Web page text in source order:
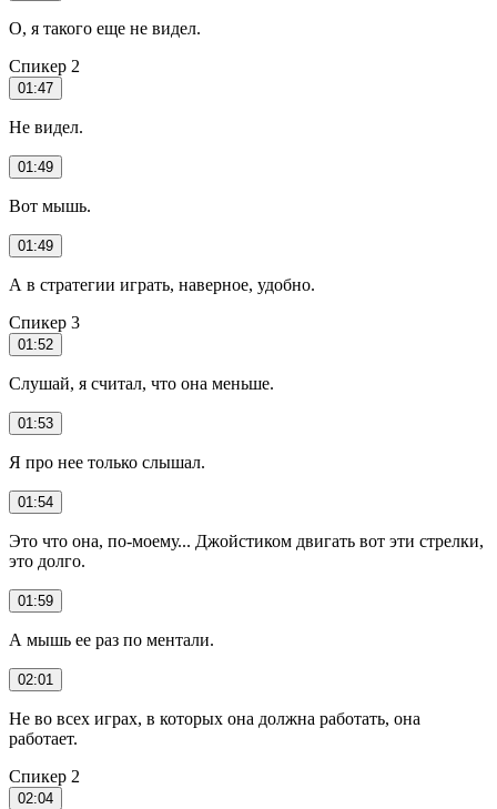
О, я такого еще не видел.
Спикер 2
01:47
Не видел.
01:49
Вот мышь.
01:49
А в стратегии играть, наверное, удобно.
Спикер 3
01:52
Слушай, я считал, что она меньше.
01:53
Я про нее только слышал.
01:54
Это что она, по-моему... Джойстиком двигать вот эти стрелки,
это долго.
01:59
А мышь ее раз по ментали.
02:01
Не во всех играх, в которых она должна работать, она
работает.
Спикер 2
02:04